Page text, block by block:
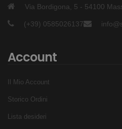
Via Bordigona, 5 - 54100
(+39) 0585026137
Account
Il Mio Account
Storico Ordini
Lista desideri